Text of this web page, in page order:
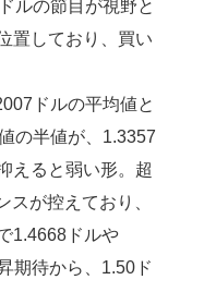
ルの節目が視野と
置しており、買い
ドルの平均値と
の半値が、1.3357
えると弱い形。超
スが控えており、
1.4668ドルや
期待から、1.50ド